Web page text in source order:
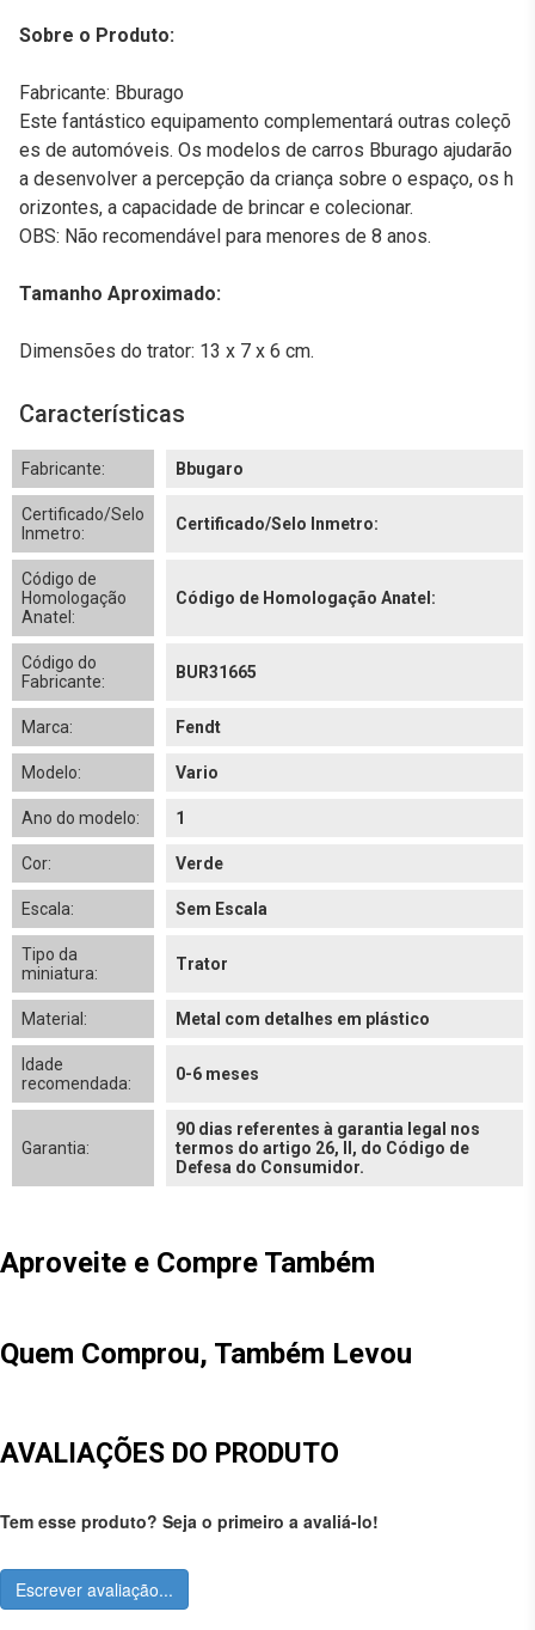
Sobre o Produto:
Fabricante: Bburago
Este fantástico equipamento complementará outras coleçõ
es de automóveis. Os modelos de carros Bburago ajudarão
a desenvolver a percepção da criança sobre o espaço, os h
orizontes, a capacidade de brincar e colecionar.
OBS: Não recomendável para menores de 8 anos.
Tamanho Aproximado:
Dimensões do trator: 13 x 7 x 6 cm.
Características
Fabricante: Bbugaro
Certificado/Selo
Inmetro:
Certificado/Selo Inmetro:
Código de
Homologação
Anatel:
Código de Homologação Anatel:
Código do
Fabricante:
BUR31665
Marca: Fendt
Modelo: Vario
Ano do modelo: 1
Cor: Verde
Escala: Sem Escala
Tipo da
miniatura:
Trator
Material: Metal com detalhes em plástico
Idade
recomendada:
0-6 meses
Garantia:
90 dias referentes à garantia legal nos
termos do artigo 26, II, do Código de
Defesa do Consumidor.
Aproveite e Compre Também
Quem Comprou, Também Levou
AVALIAÇÕES DO PRODUTO
Tem esse produto? Seja o primeiro a avaliá-lo!
Escrever avaliação...